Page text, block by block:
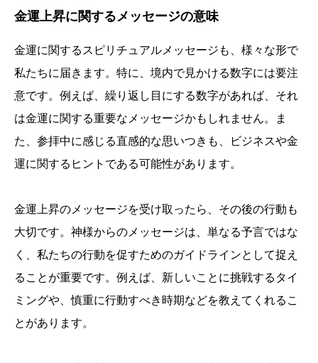
金運上昇に関するメッセージの意味
金運に関するスピリチュアルメッセージも、様々な形で
私たちに届きます。特に、境内で見かける数字には要注
意です。例えば、繰り返し目にする数字があれば、それ
は金運に関する重要なメッセージかもしれません。ま
た、参拝中に感じる直感的な思いつきも、ビジネスや金
運に関するヒントである可能性があります。
金運上昇のメッセージを受け取ったら、その後の行動も
大切です。神様からのメッセージは、単なる予言ではな
く、私たちの行動を促すためのガイドラインとして捉え
ることが重要です。例えば、新しいことに挑戦するタイ
ミングや、慎重に行動すべき時期などを教えてくれるこ
とがあります。